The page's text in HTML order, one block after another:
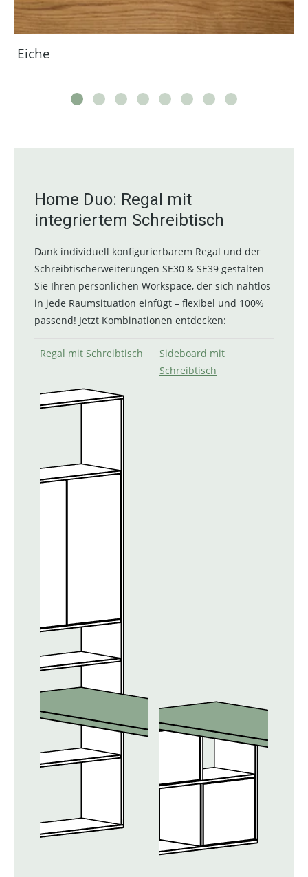
Eiche
Home Duo: Regal mit
integriertem Schreibtisch
Dank individuell konfigurierbarem Regal und der
Schreibtischerweiterungen SE30 & SE39 gestalten
Sie Ihren persönlichen Workspace, der sich nahtlos
in jede Raumsituation einfügt – flexibel und 100%
passend! Jetzt Kombinationen entdecken:
Regal mit Schreibtisch
Sideboard mit
Schreibtisch